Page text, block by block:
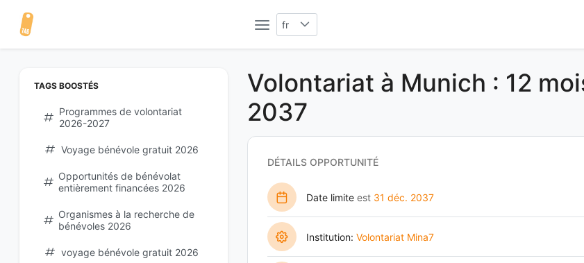
fr
TAGS BOOSTÉS
Programmes de volontariat
2026-2027
Voyage bénévole gratuit 2026
Opportunités de bénévolat
entièrement financées 2026
Organismes à la recherche de
bénévoles 2026
voyage bénévole gratuit 2026
Volontariat à Munich : 12
2037
DÉTAILS OPPORTUNITÉ
Date limite est 31 déc. 2037
Institution: Volontariat Mina7